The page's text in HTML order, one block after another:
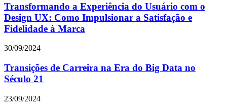
Transformando a Experiência do Usuário com o
Design UX: Como Impulsionar a Satisfação e
Fidelidade à Marca
30/09/2024
Transições de Carreira na Era do Big Data no
Século 21
23/09/2024